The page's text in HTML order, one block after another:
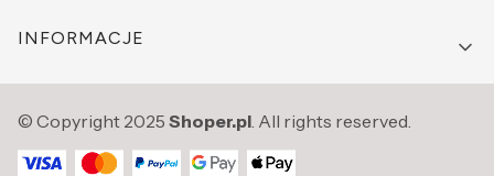
INFORMACJE
© Copyright 2025 Shoper.pl. All rights reserved.